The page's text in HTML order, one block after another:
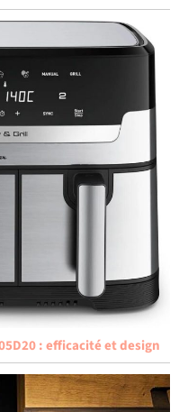
: efficacité et design